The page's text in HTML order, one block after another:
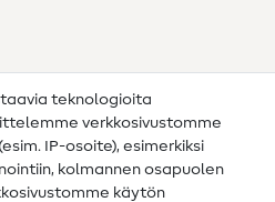
teknologioita
verkkosivustomme
IP-osoite), esimerkiksi
kolmannen osapuolen
käytön